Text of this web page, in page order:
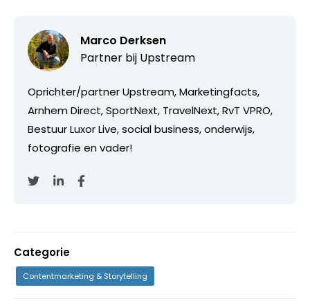
Marco Derksen
Partner bij Upstream
Oprichter/partner Upstream, Marketingfacts,
Arnhem Direct, SportNext, TravelNext, RvT VPRO,
Bestuur Luxor Live, social business, onderwijs,
fotografie en vader!
Categorie
Contentmarketing & Storytelling